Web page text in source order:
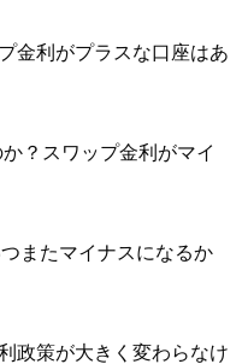
金利がプラスな口座はあ
？スワップ金利がマイ
またマイナスになるか
政策が大きく変わらなけ